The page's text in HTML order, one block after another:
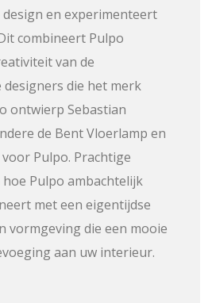
en experimenteert
combineert Pulpo
van de
die het merk
ontwierp Sebastian
de Bent Vloerlamp en
Pulpo. Prachtige
Pulpo ambachtelijk
met een eigentijdse
vormgeving die een mooie
aan uw interieur.